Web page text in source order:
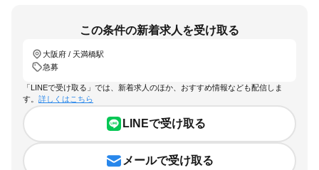
この条件の新着求人を受け取る
大阪府 / 天満橋駅
急募
「LINEで受け取る」では、新着求人のほか、おすすめ情報なども配信しま
す。 詳しくはこちら
LINEで受け取る
メールで受け取る